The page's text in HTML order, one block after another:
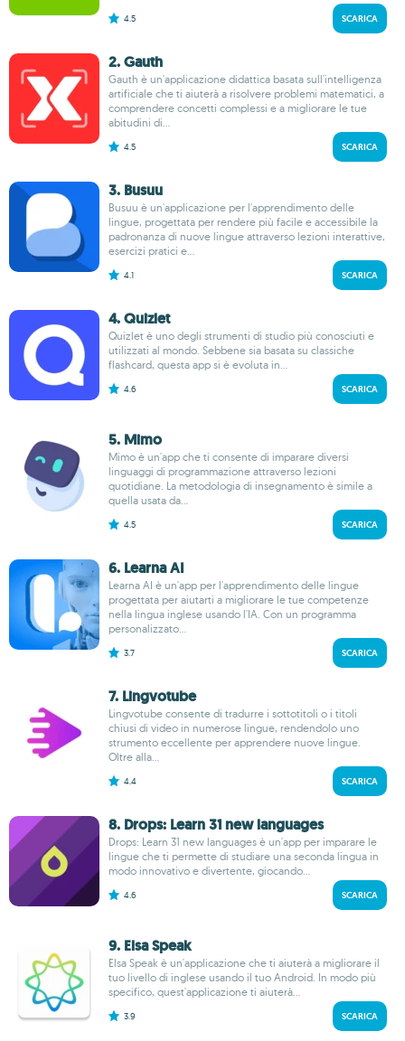
4.5 SCARICA
2. Gauth
Gauth è un'applicazione didattica basata sull'intelligenza
artificiale che ti aiuterà a risolvere problemi matematici, a
comprendere concetti complessi e a migliorare le tue
abitudini di...
4.5 SCARICA
3. Busuu
Busuu è un'applicazione per l'apprendimento delle
lingue, progettata per rendere più facile e accessibile la
padronanza di nuove lingue attraverso lezioni interattive,
esercizi pratici e...
4.1 SCARICA
4. Quizlet
Quizlet è uno degli strumenti di studio più conosciuti e
utilizzati al mondo. Sebbene sia basata su classiche
flashcard, questa app si è evoluta in...
4.6 SCARICA
5. Mimo
Mimo è un'app che ti consente di imparare diversi
linguaggi di programmazione attraverso lezioni
quotidiane. La metodologia di insegnamento è simile a
quella usata da...
4.5 SCARICA
6. Learna AI
Learna AI è un'app per l'apprendimento delle lingue
progettata per aiutarti a migliorare le tue competenze
nella lingua inglese usando l'IA. Con un programma
personalizzato...
3.7 SCARICA
7. Lingvotube
Lingvotube consente di tradurre i sottotitoli o i titoli
chiusi di video in numerose lingue, rendendolo uno
strumento eccellente per apprendere nuove lingue.
Oltre alla...
4.4 SCARICA
8. Drops: Learn 31 new languages
Drops: Learn 31 new languages è un'app per imparare le
lingue che ti permette di studiare una seconda lingua in
modo innovativo e divertente, giocando...
4.6 SCARICA
9. Elsa Speak
Elsa Speak è un'applicazione che ti aiuterà a migliorare il
tuo livello di inglese usando il tuo Android. In modo più
specifico, quest'applicazione ti aiuterà...
3.9 SCARICA